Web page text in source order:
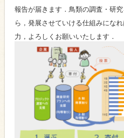
報告が届きます．鳥類の調査・研
ら，発展させていける仕組みにな
力，よろしくお願いいたします．